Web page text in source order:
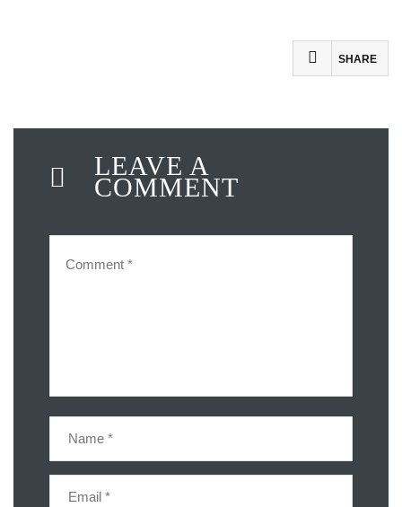
SHARE
LEAVE A
COMMENT